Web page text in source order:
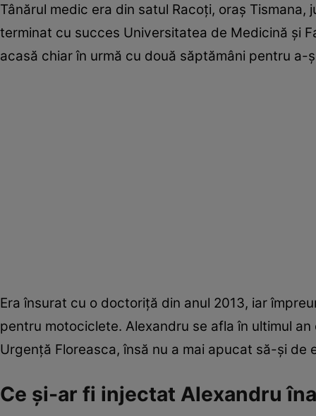
Tânărul medic era din satul Racoți, oraș
terminat cu succes Universitatea de Medicină și
acasă chiar în urmă cu două săptămâni pentru
Era însurat cu o doctoriță din anul 2013, iar
pentru motociclete. Alexandru se afla în ultimul
Urgenţă Floreasca, însă nu a mai apucat să-și de
Ce și-ar fi injectat Alexandru